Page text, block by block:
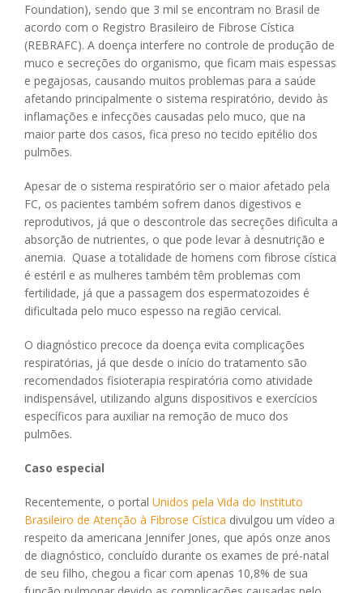
Foundation), sendo que 3 mil se encontram no Brasil de
acordo com o Registro Brasileiro de Fibrose Cística
(REBRAFC). A doença interfere no controle de produção de
muco e secreções do organismo, que ficam mais espessas
e pegajosas, causando muitos problemas para a saúde
afetando principalmente o sistema respiratório, devido às
inflamações e infecções causadas pelo muco, que na
maior parte dos casos, fica preso no tecido epitélio dos
pulmões.
Apesar de o sistema respiratório ser o maior afetado pela
FC, os pacientes também sofrem danos digestivos e
reprodutivos, já que o descontrole das secreções dificulta a
absorção de nutrientes, o que pode levar à desnutrição e
anemia. Quase a totalidade de homens com fibrose cística
é estéril e as mulheres também têm problemas com
fertilidade, já que a passagem dos espermatozoides é
dificultada pelo muco espesso na região cervical.
O diagnóstico precoce da doença evita complicações
respiratórias, já que desde o início do tratamento são
recomendados fisioterapia respiratória como atividade
indispensável, utilizando alguns dispositivos e exercícios
específicos para auxiliar na remoção de muco dos
pulmões.
Caso especial
Recentemente, o portal Unidos pela Vida do Instituto
Brasileiro de Atenção à Fibrose Cística divulgou um vídeo a
respeito da americana Jennifer Jones, que após onze anos
de diagnóstico, concluído durante os exames de pré-natal
de seu filho, chegou a ficar com apenas 10,8% de sua